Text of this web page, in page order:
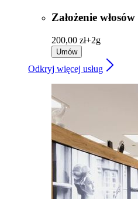
Założenie
200,00 zł+2g
Umów
Odkryj więcej usług